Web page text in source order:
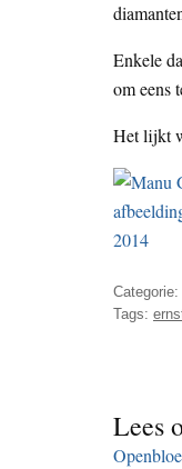
Enkele
om eens
Het lijkt
Categorie:
Tags:
Lees